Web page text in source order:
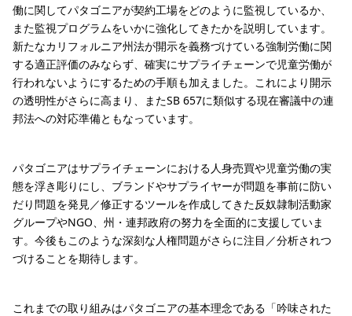
働に関してパタゴニアが契約工場をどのように監視しているか、
また監視プログラムをいかに強化してきたかを説明しています。
新たなカリフォルニア州法が開示を義務づけている強制労働に関
する適正評価のみならず、確実にサプライチェーンで児童労働が
行われないようにするための手順も加えました。これにより開示
の透明性がさらに高まり、またSB 657に類似する現在審議中の連
邦法への対応準備ともなっています。
パタゴニアはサプライチェーンにおける人身売買や児童労働の実
態を浮き彫りにし、ブランドやサプライヤーが問題を事前に防い
だり問題を発見／修正するツールを作成してきた反奴隷制活動家
グループやNGO、州・連邦政府の努力を全面的に支援していま
す。今後もこのような深刻な人権問題がさらに注目／分析されつ
づけることを期待します。
これまでの取り組みはパタゴニアの基本理念である「吟味された